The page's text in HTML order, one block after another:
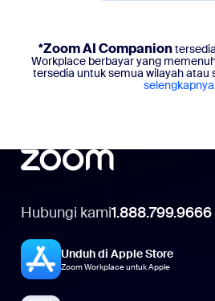
*Zoom AI Companion
Workplace berbayar yang
tersedia untuk semua wilayah atau
Hubungi kami1.888.799.9666
Unduh di Apple Store
Zoom Workplace untuk Apple